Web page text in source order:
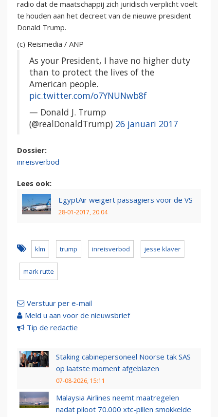
radio dat de maatschappij zich juridisch verplicht voelt
te houden aan het decreet van de nieuwe president
Donald Trump.
(c) Reismedia / ANP
As your President, I have no higher duty
than to protect the lives of the
American people.
pic.twitter.com/o7YNUNwb8f
— Donald J. Trump
(@realDonaldTrump) 26 januari 2017
Dossier:
inreisverbod
Lees ook:
EgyptAir weigert passagiers voor de VS
28-01-2017, 20:04
klm trump inreisverbod jesse klaver
mark rutte
Verstuur per e-mail
Meld u aan voor de nieuwsbrief
Tip de redactie
Staking cabinepersoneel Noorse tak SAS
op laatste moment afgeblazen
07-08-2026, 15:11
Malaysia Airlines neemt maatregelen
nadat piloot 70.000 xtc-pillen smokkelde